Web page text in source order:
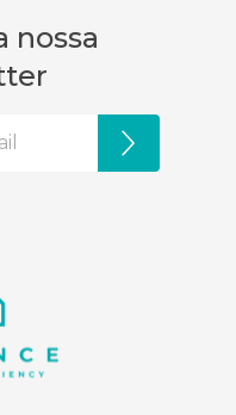
nossa